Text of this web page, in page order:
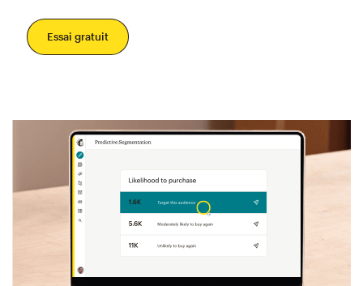
Essai gratuit